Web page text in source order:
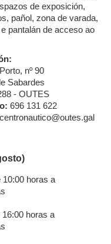
de exposición,
pañol, zona de varada,
pantalán de acceso ao
nº 90
Sabardes
- OUTES
696 131 622
centronautico@outes.gal
10:00 horas a
16:00 horas a